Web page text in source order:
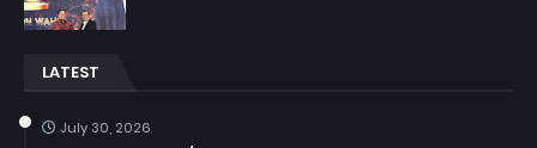
LATEST
July 30, 2026